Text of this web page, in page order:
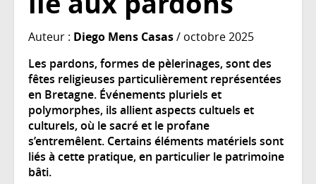
Auteur : Diego Mens Casas/ octobre 2025
Les pardons, formes de pèlerinages, sont des
fêtes religieuses particulièrement représentées
en Bretagne. Événements pluriels et
polymorphes, ils allient aspects cultuels et
culturels, où le sacré et le profane
s’entremêlent. Certains éléments matériels sont
liés à cette pratique, en particulier le patrimoine
bâti.